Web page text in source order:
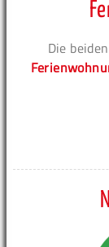
Die beiden